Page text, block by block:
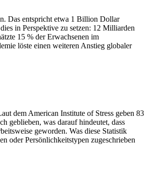
Das entspricht etwa 1 Billion Dollar
in Perspektive zu setzen: 12 Milliarden
15 % der Erwachsenen im
löste einen weiteren Anstieg globaler
dem American Institute of Stress geben 83
geblieben, was darauf hindeutet, dass
geworden. Was diese Statistik
oder Persönlichkeitstypen zugeschrieben